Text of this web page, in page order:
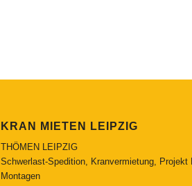
KRAN MIETEN LEIPZIG
THÖMEN LEIPZIG
Schwerlast-Spedition, Kranvermietung, Projekt
Montagen